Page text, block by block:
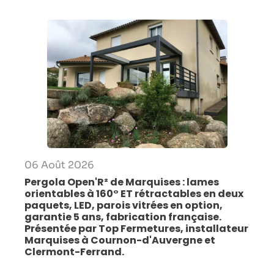
06 Août 2026
Pergola Open'R² de Marquises : lames
orientables à 160° ET rétractables en deux
paquets, LED, parois vitrées en option,
garantie 5 ans, fabrication française.
Présentée par Top Fermetures, installateur
Marquises à Cournon-d'Auvergne et
Clermont-Ferrand.